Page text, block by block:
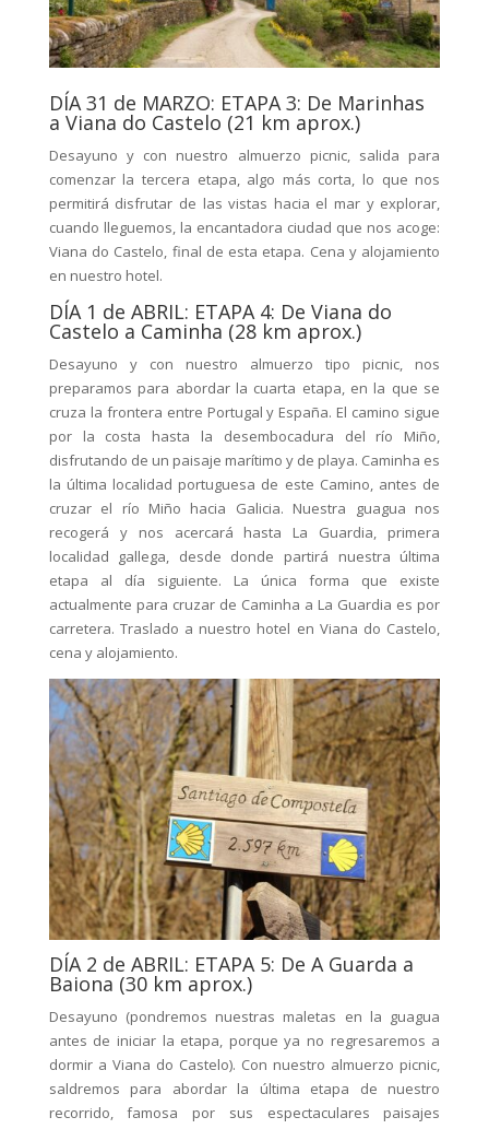
DÍA 31 de MARZO: ETAPA 3: De Marinhas
a Viana do Castelo (21 km aprox.)
Desayuno y con nuestro almuerzo picnic, salida para
comenzar la tercera etapa, algo más corta, lo que nos
permitirá disfrutar de las vistas hacia el mar y explorar,
cuando lleguemos, la encantadora ciudad que nos acoge:
Viana do Castelo, final de esta etapa. Cena y alojamiento
en nuestro hotel.
DÍA 1 de ABRIL: ETAPA 4: De Viana do
Castelo a Caminha (28 km aprox.)
Desayuno y con nuestro almuerzo tipo picnic, nos
preparamos para abordar la cuarta etapa, en la que se
cruza la frontera entre Portugal y España. El camino sigue
por la costa hasta la desembocadura del río Miño,
disfrutando de un paisaje marítimo y de playa. Caminha es
la última localidad portuguesa de este Camino, antes de
cruzar el río Miño hacia Galicia. Nuestra guagua nos
recogerá y nos acercará hasta La Guardia, primera
localidad gallega, desde donde partirá nuestra última
etapa al día siguiente. La única forma que existe
actualmente para cruzar de Caminha a La Guardia es por
carretera. Traslado a nuestro hotel en Viana do Castelo,
cena y alojamiento.
DÍA 2 de ABRIL: ETAPA 5: De A Guarda a
Baiona (30 km aprox.)
Desayuno (pondremos nuestras maletas en la guagua
antes de iniciar la etapa, porque ya no regresaremos a
dormir a Viana do Castelo). Con nuestro almuerzo picnic,
saldremos para abordar la última etapa de nuestro
recorrido, famosa por sus espectaculares paisajes